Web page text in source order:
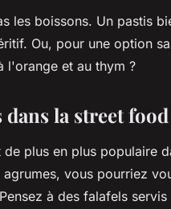
les boissons. Un pastis
Ou, pour une option
l'orange et au thym ?
dans la street
de plus en plus populaire
agrumes, vous pourriez
à des falafels